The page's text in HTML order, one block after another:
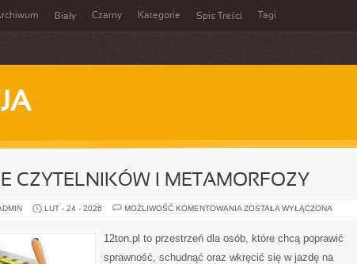
Biały Czarny Kategorie Spis Treści Tagi
CZYTELNIKÓW I METAMORFOZY
LUT - 24 - 2026 MOŻLIWOŚĆ KOMENTOWANIA HISTORIE
METAMORFOZY
ZOSTAŁA WYŁĄCZONA
12ton.pl to przestrzeń dla osób, które chcą poprawić
sprawność, schudnąć oraz wkręcić się w jazdę na